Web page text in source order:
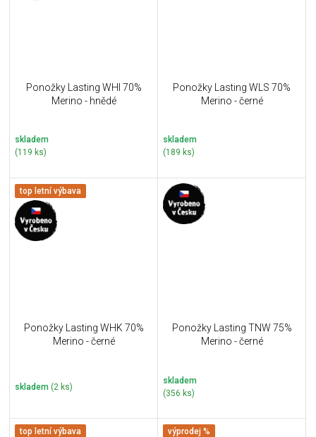
Ponožky Lasting WHI 70%
Merino - hnědé
skladem
(119 ks)
Ponožky Lasting WLS 70%
Merino - černé
skladem
(189 ks)
top letní výbava
Ponožky Lasting WHK 70%
Merino - černé
skladem (2 ks)
Ponožky Lasting TNW 75%
Merino - černé
skladem
(356 ks)
top letní výbava výprodej %